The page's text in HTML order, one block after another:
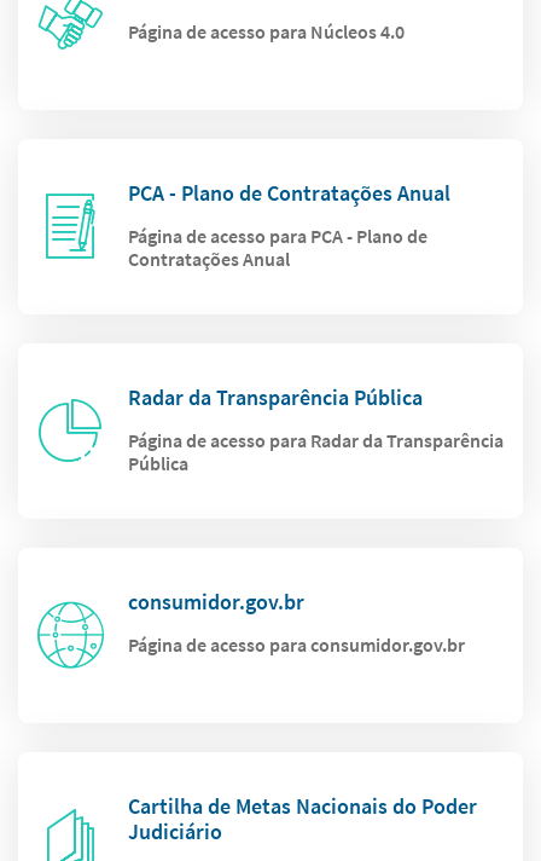
Página de acesso para Núcleos 4.0
PCA - Plano de Contratações Anual
Página de acesso para PCA - Plano de
Contratações Anual
Radar da Transparência Pública
Página de acesso para Radar da Transparência
Pública
consumidor.gov.br
Página de acesso para consumidor.gov.br
Cartilha de Metas Nacionais do Poder
Judiciário